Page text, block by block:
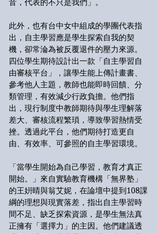
音，代表的不只是我們」。
此外，也有台中女中組成的學團代表指
出，自主學習應是學生探索自我的契
機，卻常淪為被反覆退件的壓力來源。
四位學生期待設計出一款「自主學習自
由審核平台」，讓學生能上傳計畫書、
參考他人主題，教師也能即時回饋、分
類管理，有效減少行政負擔。他們指
出，現行制度中教師期待與學生理解落
差大、審核流程繁瑣，導致學習熱情受
挫。透過此平台，他們期待打造更自
由、有效率、可參照的自主學習環境。
「當學生開始為自己學習，教育才真正
開始。」來自實驗教育機構「無界塾」
的王姸晴與翁艾妮，在論壇中提到108課
綱的理想與現實落差，指出自主學習時
間不足、缺乏探索資源，是學生無法真
正擁有「選擇力」的主因。他們建議透